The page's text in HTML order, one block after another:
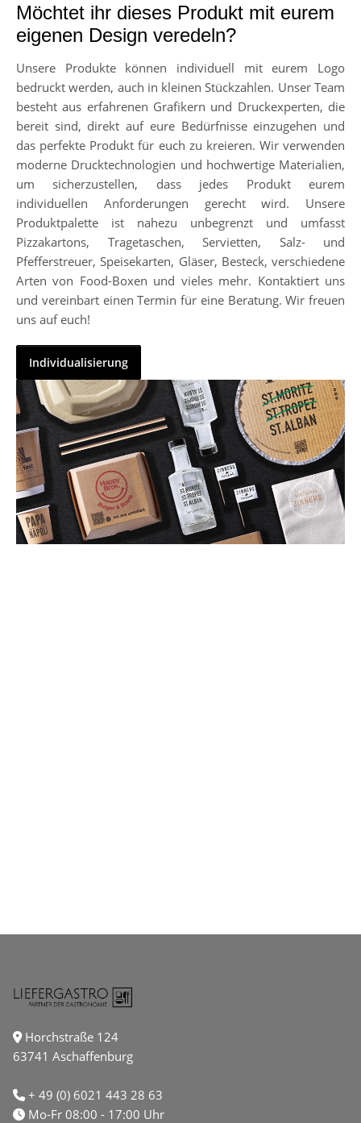
Möchtet ihr dieses Produkt mit eurem
eigenen Design veredeln?
Unsere Produkte können individuell mit eurem Logo
bedruckt werden, auch in kleinen Stückzahlen. Unser Team
besteht aus erfahrenen Grafikern und Druckexperten, die
bereit sind, direkt auf eure Bedürfnisse einzugehen und
das perfekte Produkt für euch zu kreieren. Wir verwenden
moderne Drucktechnologien und hochwertige Materialien,
um sicherzustellen, dass jedes Produkt eurem
individuellen Anforderungen gerecht wird. Unsere
Produktpalette ist nahezu unbegrenzt und umfasst
Pizzakartons, Tragetaschen, Servietten, Salz- und
Pfefferstreuer, Speisekarten, Gläser, Besteck, verschiedene
Arten von Food-Boxen und vieles mehr. Kontaktiert uns
und vereinbart einen Termin für eine Beratung. Wir freuen
uns auf euch!
Individualisierung
Horchstraße 124
63741 Aschaffenburg
+ 49 (0) 6021 443 28 63
Mo-Fr 08:00 - 17:00 Uhr